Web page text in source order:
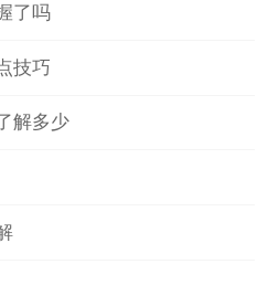
了吗
技巧
解多少